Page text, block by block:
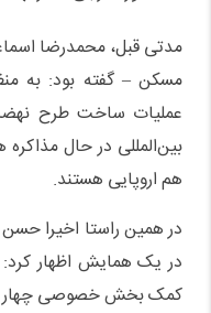
مدتی قبل، محمدرضا
مسکن – گفته بود: به
بین‌المللی در حال
هم اروپایی هستند.
در همین راستا اخیرا حسن
در یک همایش اظهار کرد:
کمک بخش خصوصی چهار